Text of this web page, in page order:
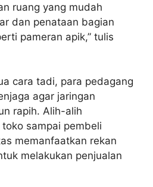
ruang yang mudah
dan penataan bagian
pameran apik,” tulis
cara tadi, para pedagang
agar jaringan
rapih. Alih-alih
sampai pembeli
memanfaatkan rekan
melakukan penjualan